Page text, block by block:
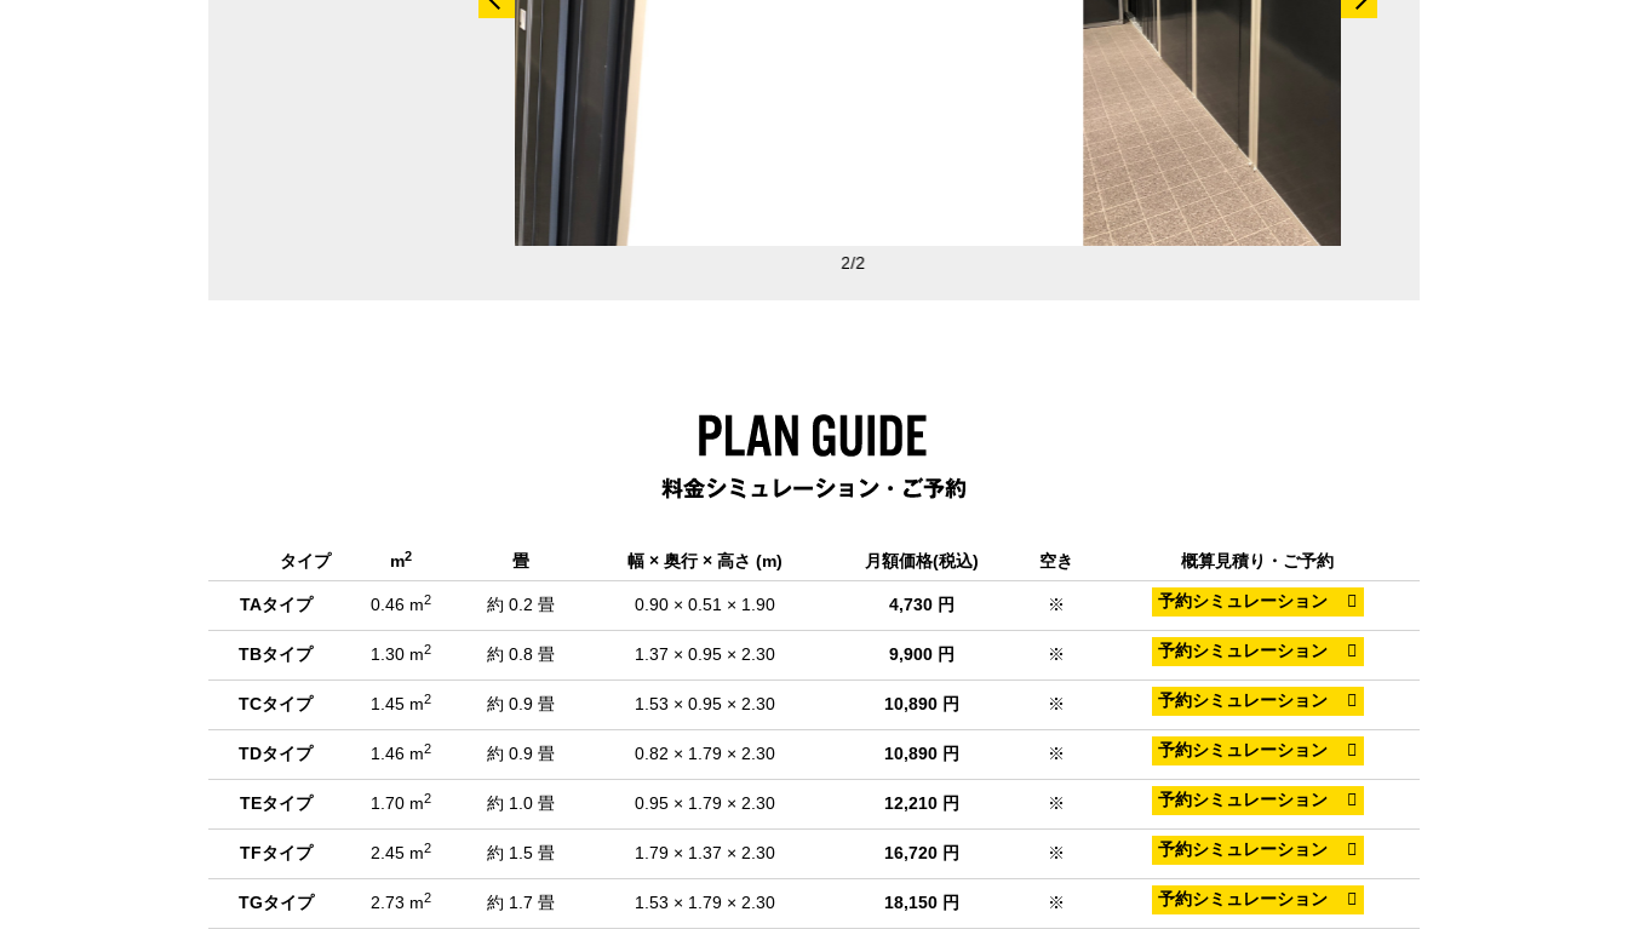
タイプ m2 畳 幅 × 奥行 × 高さ (m) 月額価格(税込) 空き 概算見積り・ご予約
TAタイプ 0.46 m2 約 0.2 畳 0.90 × 0.51 × 1.90 4,730 円 ※
TBタイプ 1.30 m2 約 0.8 畳 1.37 × 0.95 × 2.30 9,900 円 ※
TCタイプ 1.45 m2 約 0.9 畳 1.53 × 0.95 × 2.30 10,890 円 ※
TDタイプ 1.46 m2 約 0.9 畳 0.82 × 1.79 × 2.30 10,890 円 ※
TEタイプ 1.70 m2 約 1.0 畳 0.95 × 1.79 × 2.30 12,210 円 ※
TFタイプ 2.45 m2 約 1.5 畳 1.79 × 1.37 × 2.30 16,720 円 ※
TGタイプ 2.73 m2 約 1.7 畳 1.53 × 1.79 × 2.30 18,150 円 ※